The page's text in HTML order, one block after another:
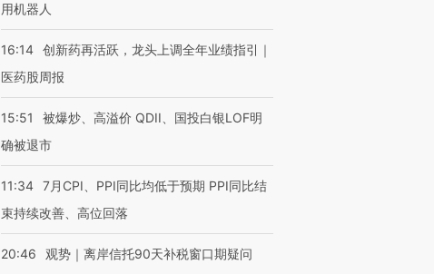
用机器人
16:14 创新药再活跃，龙头上调全年业绩指引｜
医药股周报
15:51
被爆炒、高溢价 QDII、国投白银LOF明
确被退市
11:34 7月CPI、PPI同比均低于预期 PPI同比结
束持续改善、高位回落
20:46 观势｜离岸信托90天补税窗口期疑问